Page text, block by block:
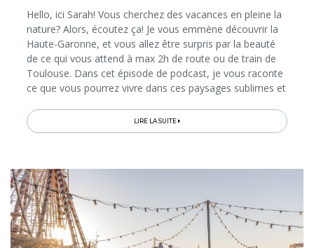
Hello, ici Sarah! Vous cherchez des vacances en pleine la
nature? Alors, écoutez ça! Je vous emmène découvrir la
Haute-Garonne, et vous allez être surpris par la beauté
de ce qui vous attend à max 2h de route ou de train de
Toulouse. Dans cet épisode de podcast, je vous raconte
ce que vous pourrez vivre dans ces paysages sublimes et
les...
LIRE LA SUITE